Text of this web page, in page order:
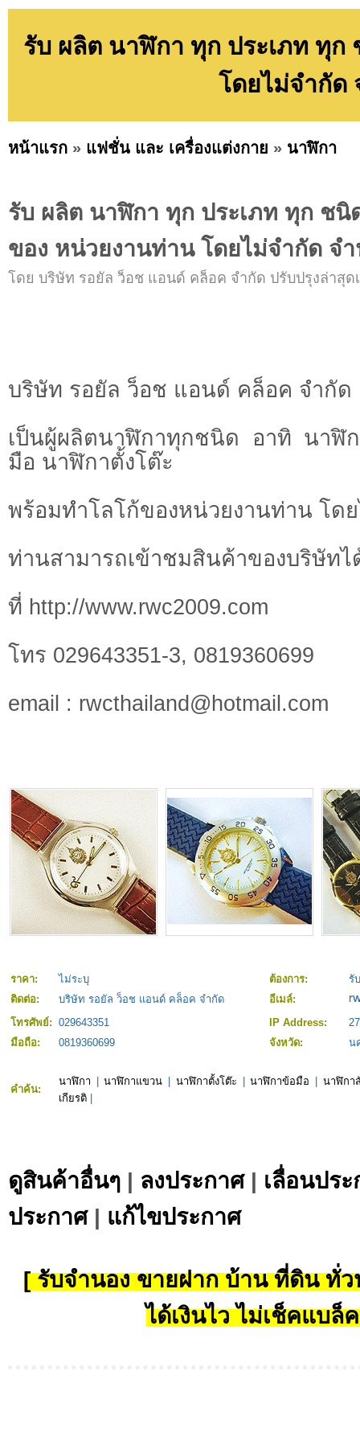
รับ ผลิต นาฬิกา ทุก ประเภท ทุ
โดยไม่จำกัด
หน้าแรก » แฟชั่น และ เครื่องแต่งกาย » นาฬิกา
รับ ผลิต นาฬิกา ทุก ประเภท ทุก ชนิ
ของ หน่วยงานท่าน โดยไม่จำกัด จ
โดย บริษัท รอยัล ว็อช แอนด์ คล็อค จำกัด ปรับปรุงล่าสุด
บริษัท รอยัล ว็อช แอนด์ คล็อค จำกัด
เป็นผู้ผลิตนาฬิกาทุกชนิด อาทิ นาฬิ
มือ นาฬิกาตั้งโต๊ะ
พร้อมทำโลโก้ของหน่วยงานท่าน โด
ท่านสามารถเข้าชมสินค้าของบริษัท
ที่ http://www.rwc2009.com
โทร 029643351-3, 0819360699
email : rwcthailand@hotmail.com
ราคา: ไม่ระบุ ต้องการ:
รั
ติดต่อ:
บริษัท รอยัล ว็อช แอนด์ คล็อค จำกัด
อีเมล์:
โทรศัพย์: 029643351 IP Address:
มือถือ:
0819360699 จังหวัด: น
คำค้น:
นาฬิกา |นาฬิกาแขวน นาฬิกาตั้งโต๊ะ |นาฬิกาข้อมือ
นาฬิกา
เกียรติ
ดูสินค้าอื่นๆ | ลงประกาศ| เลื่อนปร
ประกาศ| แก้ไขประกาศ
[ รับจำนอง ขายฝาก บ้าน ที่ดิน ทั่ว
ได้เงินไว ไม่เช็คแบล็